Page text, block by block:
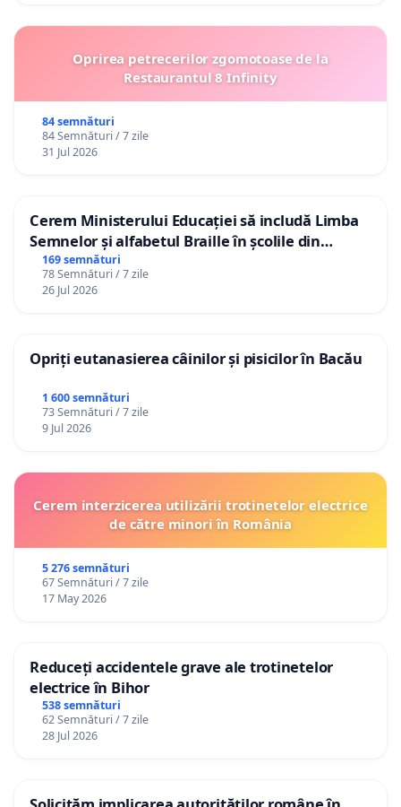
Oprirea petrecerilor zgomotoase de la
Restaurantul 8 Infinity
84 semnături
84 Semnături / 7 zile
31 Jul 2026
Cerem Ministerului Educației să includă Limba
Semnelor și alfabetul Braille în școlile din
Republica Moldova!
169 semnături
78 Semnături / 7 zile
26 Jul 2026
Opriți eutanasierea câinilor și pisicilor în Bacău
1 600 semnături
73 Semnături / 7 zile
9 Jul 2026
Cerem interzicerea utilizării trotinetelor electrice
de către minori în România
5 276 semnături
67 Semnături / 7 zile
17 May 2026
Reduceți accidentele grave ale trotinetelor
electrice în Bihor
538 semnături
62 Semnături / 7 zile
28 Jul 2026